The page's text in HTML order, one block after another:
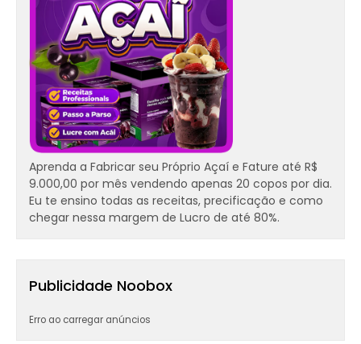
Aprenda a Fabricar seu Próprio Açaí e Fature até R$
9.000,00 por mês vendendo apenas 20 copos por dia.
Eu te ensino todas as receitas, precificação e como
chegar nessa margem de Lucro de até 80%.
Publicidade Noobox
Erro ao carregar anúncios